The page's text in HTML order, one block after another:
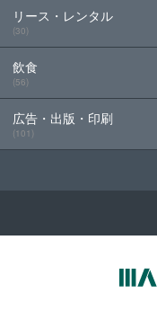
リース・レンタル
(30)
飲食
(56)
広告・出版・印刷
(101)